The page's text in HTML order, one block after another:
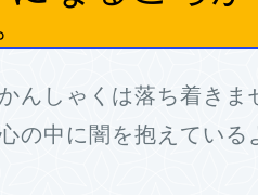
んしゃくは落ち着きま
の中に闇を抱えている